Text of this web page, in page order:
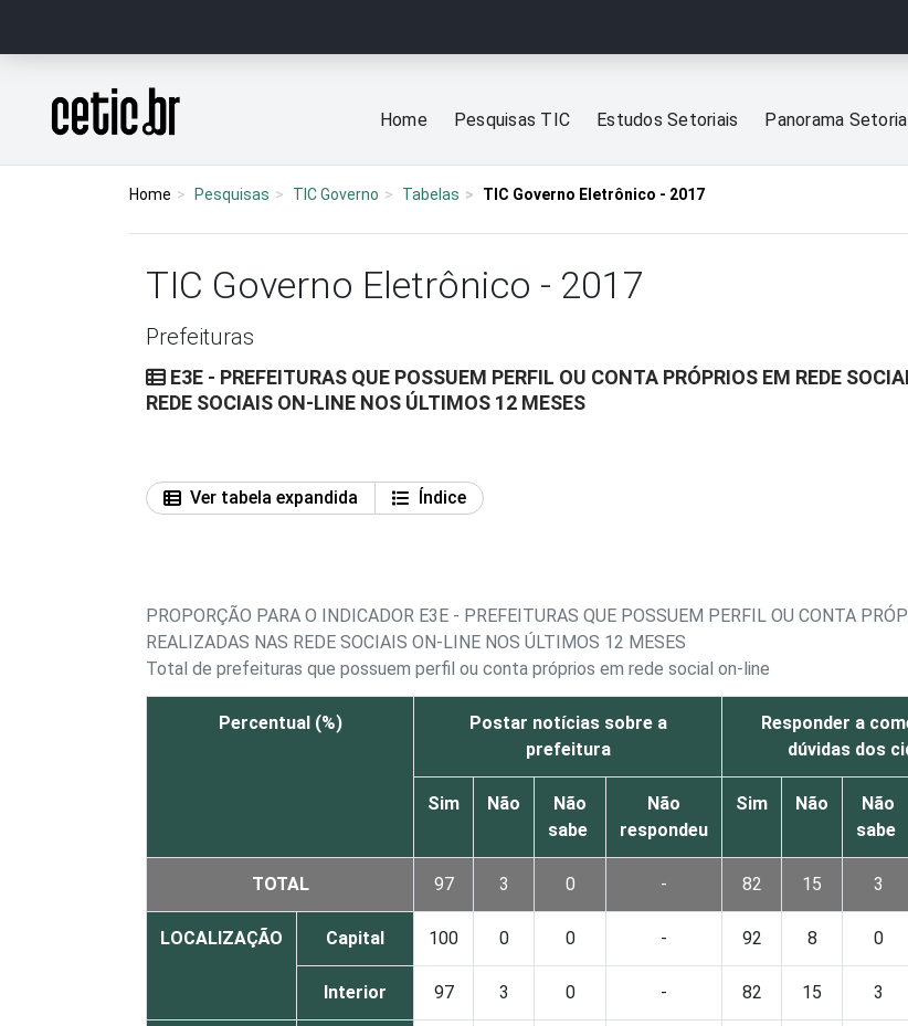
Página inicial
Home Pesquisas TIC Estudos Setoriais Panorama Setorial
Home Pesquisas TIC Governo Tabelas TIC Governo Eletrônico - 2017
TIC Governo Eletrônico - 2017
Prefeituras
E3E - PREFEITURAS QUE POSSUEM PERFIL OU CONTA PRÓPRIOS EM REDE
REDE SOCIAIS ON-LINE NOS ÚLTIMOS 12 MESES
Ver tabela expandida
Índice
PROPORÇÃO PARA O INDICADOR E3E - PREFEITURAS QUE POSSUEM PERFIL OU CONTA
REALIZADAS NAS REDE SOCIAIS ON-LINE NOS ÚLTIMOS 12 MESES
Total de prefeituras que possuem perfil ou conta próprios em rede social on-line
Percentual (%)
Postar notícias sobre a
prefeitura
Responder a
dúvidas dos
Sim Não
Não
sabe
Não
respondeu
Sim Não
Não
sabe
TOTAL 97 3 0 - 82 15 3
LOCALIZAÇÃO Capital 100 0 0 - 92 8 0
Interior 97 3 0 - 82 15 3